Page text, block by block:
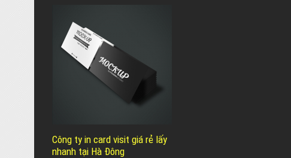
Công ty in card visit giá rẻ lấy
nhanh tại Hà Đông